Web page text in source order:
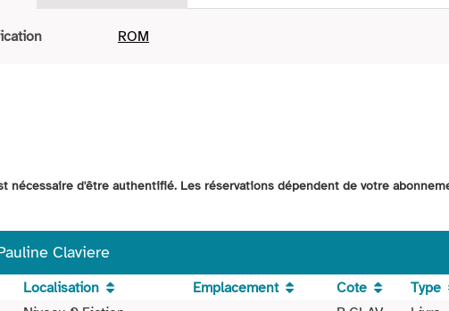
ROM
nécessaire d'être authentifié. Les réservations dépendent de votre
Claviere
Localisation Emplacement Cote Type